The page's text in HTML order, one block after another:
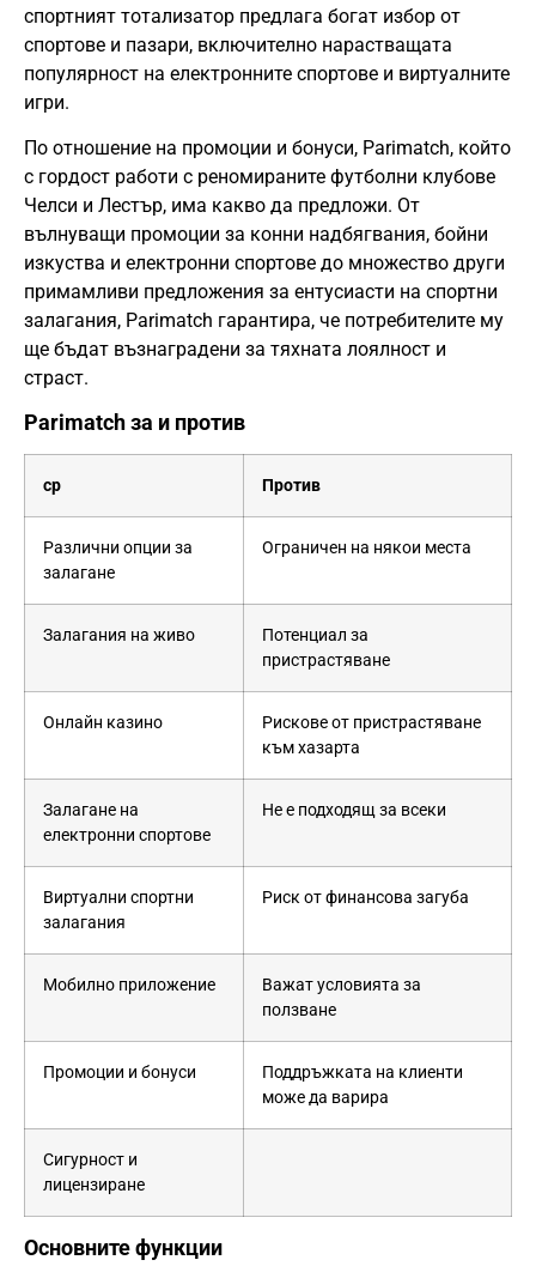
спортният тотализатор предлага богат избор от
спортове и пазари, включително нарастващата
популярност на електронните спортове и виртуалните
игри.
По отношение на промоции и бонуси, Parimatch, който
с гордост работи с реномираните футболни клубове
Челси и Лестър, има какво да предложи. От
вълнуващи промоции за конни надбягвания, бойни
изкуства и електронни спортове до множество други
примамливи предложения за ентусиасти на спортни
залагания, Parimatch гарантира, че потребителите му
ще бъдат възнаградени за тяхната лоялност и
страст.
Parimatch за и против
ср Против
Различни опции за
залагане
Ограничен на някои места
Залагания на живо
Потенциал за
пристрастяване
Онлайн казино
Рискове от пристрастяване
към хазарта
Залагане на
електронни спортове
Не е подходящ за всеки
Виртуални спортни
залагания
Риск от финансова загуба
Мобилно приложение
Важат условията за
ползване
Промоции и бонуси
Поддръжката на клиенти
може да варира
Сигурност и
лицензиране
Основните функции